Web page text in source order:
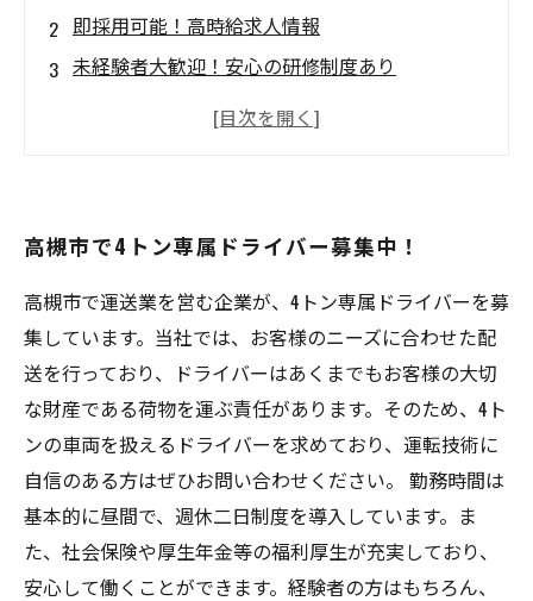
即採用可能！高時給求人情報
未経験者大歓迎！安心の研修制度あり
長期勤務希望者歓迎！正社員登用制度あり
高槻市で4トン専属ドライバー募集中！
高槻市で運送業を営む企業が、4トン専属ドライバーを募
集しています。当社では、お客様のニーズに合わせた配
送を行っており、ドライバーはあくまでもお客様の大切
な財産である荷物を運ぶ責任があります。そのため、4ト
ンの車両を扱えるドライバーを求めており、運転技術に
自信のある方はぜひお問い合わせください。 勤務時間は
基本的に昼間で、週休二日制度を導入しています。ま
た、社会保険や厚生年金等の福利厚生が充実しており、
安心して働くことができます。経験者の方はもちろん、